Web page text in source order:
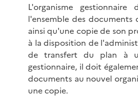
L'organisme
l'ensemble des
ainsi qu'une copie de son
à la disposition de
de transfert du plan à
gestionnaire, il doit
documents au nouvel
une copie.